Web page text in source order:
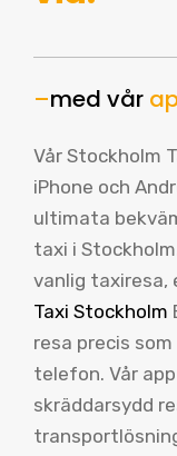
–med vår
Vår Stockholm
iPhone och
ultimata
taxi i
vanlig taxiresa,
Taxi Stockholm
resa precis
telefon. Vår
skräddarsydd